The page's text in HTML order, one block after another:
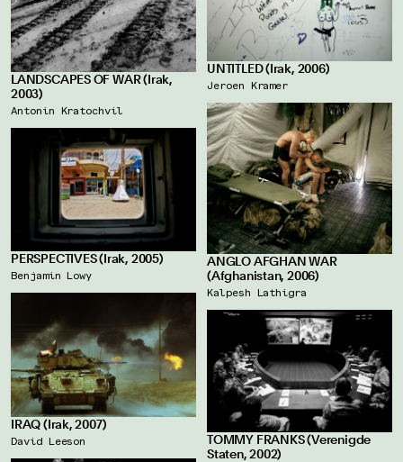
UNTITLED (Irak, 2006)
Jeroen Kramer
LANDSCAPES OF WAR (Irak,
2003)
Antonin Kratochvil
ANGLO AFGHAN WAR
(Afghanistan, 2006)
Kalpesh Lathigra
PERSPECTIVES (Irak, 2005)
Benjamin Lowy
IRAQ (Irak, 2007)
David Leeson
TOMMY FRANKS (Verenigde
Staten, 2002)